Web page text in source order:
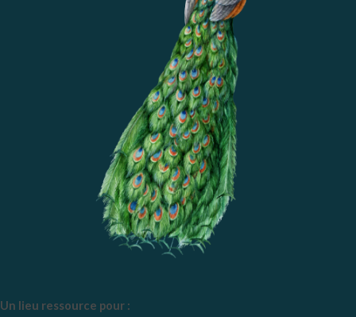
Un lieu ressource pour :